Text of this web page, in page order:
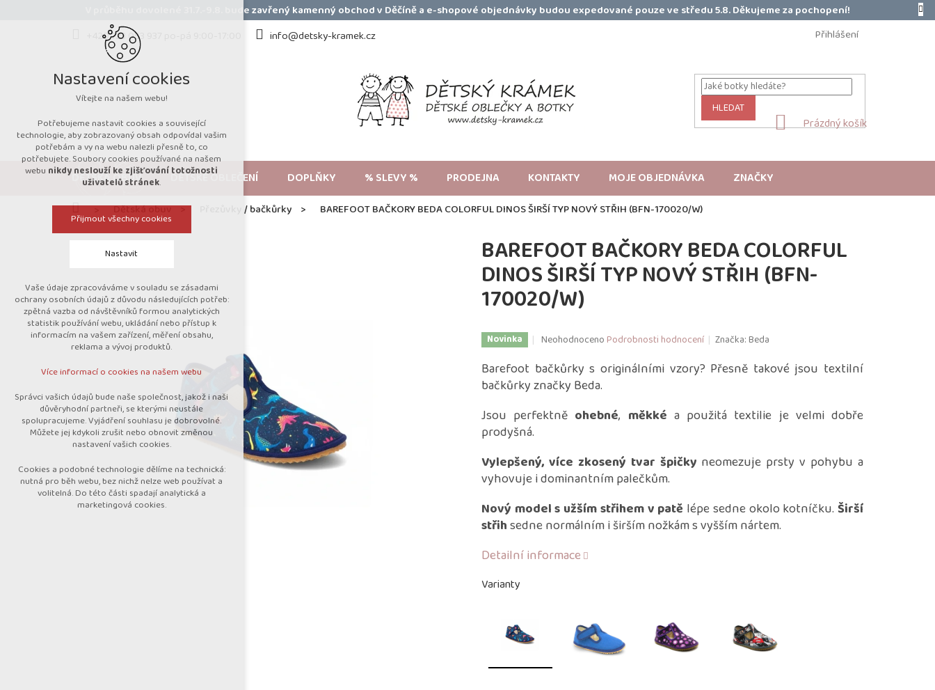
V průběhu dovolené 31.7.-9.8. bude zavřený kamenný obchod v Děčíně a e-shopové objednávky budou expedované pouze ve středu 5.8. Děkujeme za pochopení!
+420 723 053 937 po-pá 9:00-17:00
info@detsky-kramek.cz Přihlášení
HLEDAT
NÁKUPNÍ
Prázdný košík
DĚTSKÁ OBUV DĚTSKÉ OBLEČENÍ DOPLŇKY % SLEVY % PRODEJNA KONTAKTY MOJE OBJEDNÁVKA ZNAČKY
DomůDětská obuv Přezůvky / bačkůrky BAREFOOT BAČKORY BEDA COLORFUL DINOS ŠIRŠÍ TYP NOVÝ STŘIH (BFN-170020/W)
BAREFOOT BAČKORY BEDA COLORFUL
DINOS ŠIRŠÍ TYP NOVÝ STŘIH (BFN-
170020/W)
Novinka
Průměrné
produktu
0,0
5
NeohodnocenoPodrobnosti hodnocení Značka: Beda
Varianty
Barefoot bačkůrky s originálními vzory? Přesně takové jsou textilní
bačkůrky značky Beda.
Jsou perfektně ohebné, měkké a použitá textilie je velmi dobře
prodyšná.
Vylepšený, více zkosený tvar špičky neomezuje prsty v pohybu a
vyhovuje i dominantním palečkům.
Nový model s užším střihem v patě lépe sedne okolo kotníčku. Širší
střihsedne normálním i širším nožkám s vyšším nártem.
Detailní informace
Nastavení cookies
Vítejte na našem webu!
Potřebujeme nastavit cookies a související
technologie, aby zobrazovaný obsah odpovídal vašim
potřebám a vy na webu nalezli přesně to, co
potřebujete. Soubory cookies používané na našem
webu nikdy neslouží ke zjišťování totožnosti
uživatelů stránek.
Přijmout všechny cookies
Nastavit
Technická cookies
nutná pro provozování webu
udržení kontextu stránek (session):
případná přihlášení, volby jazyka, apod.
návštěvnosti
marketingová cookies (Google)
Více informací o cookies na našem webu
Přijmout všechny cookies
Odmítnout vše
Vaše údaje zpracováváme v souladu se zásadami
ochrany osobních údajů z důvodu následujících potřeb:
zpětná vazba od návštěvníků formou analytických
statistik používání webu, ukládání nebo přístup k
informacím na vašem zařízení, měření obsahu,
reklama a vývoj produktů.
Více informací o cookies na našem webu
Správci vašich údajů bude naše společnost, jakož i naši
důvěryhodní partneři, se kterými neustále
spolupracujeme. Vyjádření souhlasu je dobrovolné.
Můžete jej kdykoli zrušit nebo obnovit změnou
nastavení vašich cookies.
Cookies a podobné technologie dělíme na technická:
nutná pro běh webu, bez nichž nelze web používat a
volitelná. Do této části spadají analytická a
marketingová cookies.